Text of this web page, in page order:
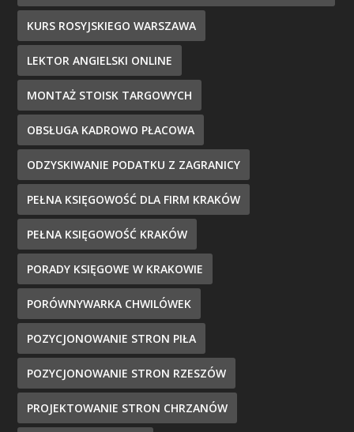
KURS ROSYJSKIEGO WARSZAWA
LEKTOR ANGIELSKI ONLINE
MONTAŻ STOISK TARGOWYCH
OBSŁUGA KADROWO PŁACOWA
ODZYSKIWANIE PODATKU Z ZAGRANICY
PEŁNA KSIĘGOWOŚĆ DLA FIRM KRAKÓW
PEŁNA KSIĘGOWOŚĆ KRAKÓW
PORADY KSIĘGOWE W KRAKOWIE
PORÓWNYWARKA CHWILÓWEK
POZYCJONOWANIE STRON PIŁA
POZYCJONOWANIE STRON RZESZÓW
PROJEKTOWANIE STRON CHRZANÓW